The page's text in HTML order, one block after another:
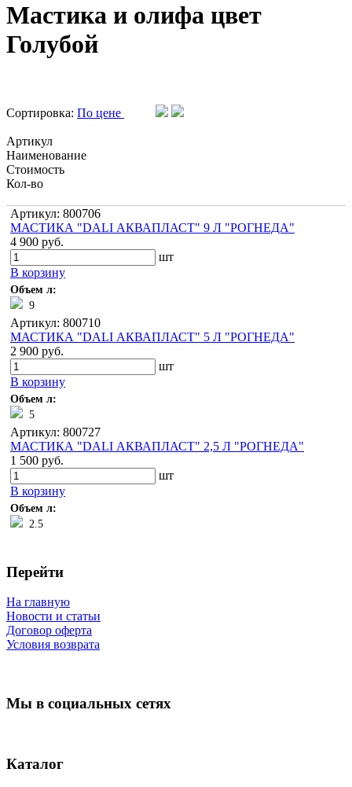
Мастика и олифа цвет
Голубой
Сортировка: По цене
Артикул
Наименование
Стоимость
Кол-во
Артикул: 800706
МАСТИКА "DALI АКВАПЛАСТ" 9 Л "РОГНЕДА"
4 900 руб.
шт
В корзину
Объем л:
9
Артикул: 800710
МАСТИКА "DALI АКВАПЛАСТ" 5 Л "РОГНЕДА"
2 900 руб.
шт
В корзину
Объем л:
5
Артикул: 800727
МАСТИКА "DALI АКВАПЛАСТ" 2,5 Л "РОГНЕДА"
1 500 руб.
шт
В корзину
Объем л:
2.5
Перейти
На главную
Новости и статьи
Договор оферта
Условия возврата
Мы в социальных сетях
Каталог